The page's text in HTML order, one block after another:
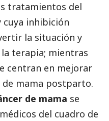
tratamientos del
cuya inhibición
la situación y
terapia; mientras
centran en mejorar
mama postparto.
de mama se
del cuadro de